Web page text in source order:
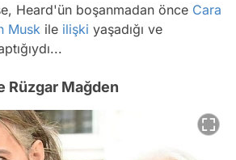
Heard'ün boşanmadan önce Cara
Musk ile ilişki yaşadığı ve
Rüzgar Mağden